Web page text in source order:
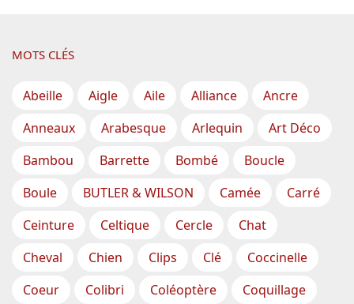
MOTS CLÉS
Abeille Aigle Aile Alliance
Ancre
Anneaux
Arabesque Arlequin
Art Déco
Bambou
Barrette Bombé
Boucle
Boule
BUTLER & WILSON Camée
Carré
Ceinture
Celtique Cercle
Chat
Cheval
Chien Clips Clé
Coccinelle
Coeur
Colibri Coléoptère
Coquillage